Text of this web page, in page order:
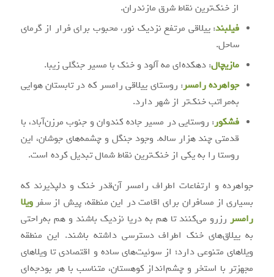
از خنک‌ترین نقاط شرق مازندران.
فیلبند: ییلاقی مرتفع نزدیک نور، محبوب برای فرار از گرمای
ساحل.
مازیچال: دهکده‌ای مه‌ آلود و خنک با مسیر جنگلی زیبا.
جواهرده رامسر: روستای ییلاقی رامسر که در تابستان هوایی
به‌مراتب خنک‌تر از شهر دارد.
فشکور: روستایی در مسیر جاده کندوان و جنوب مرزن‌آباد، با
قدمتی چند هزار ساله. وجود جنگل و چشمه‌های جوشان، این
روستا را به یکی از خنک‌ترین نقاط شمال تبدیل کرده است.
جواهرده و ارتفاعات اطراف رامسر آن‌قدر خنک و دلپذیرند که
بسیاری از مسافران برای اقامت در این منطقه، پیش از سفرویلا
رامسررزرو می‌کنند تا هم به دریا نزدیک باشند و هم به‌راحتی
به ییلاق‌های خنک اطراف دسترسی داشته باشند. این منطقه
ویلاهای متنوعی دارد؛ از سوئیت‌های ساده و اقتصادی تا ویلاهای
مجهزتر با استخر و چشم‌انداز کوهستان، متناسب با هر بودجه‌ای